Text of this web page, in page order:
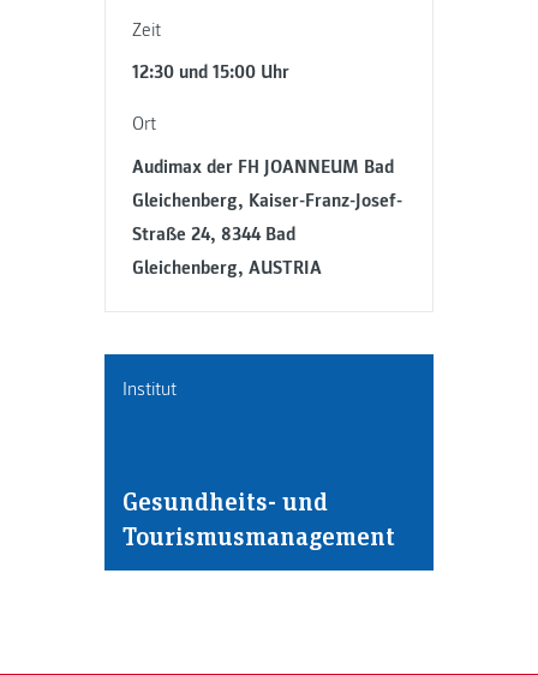
Zeit
12:30 und 15:00 Uhr
Ort
Audimax der FH JOANNEUM Bad
Gleichenberg, Kaiser-Franz-Josef-
Straße 24, 8344 Bad
Gleichenberg, AUSTRIA
Institut
Gesundheits- und
Tourismusmanagement